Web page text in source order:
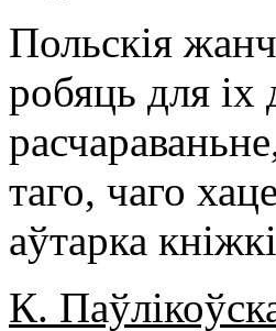
Польскія
робяць для
таго, чаго
аўтарка
К.